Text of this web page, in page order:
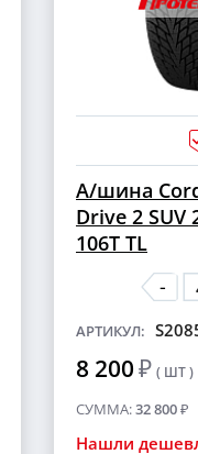
А/шина
Drive 2 SUV
106T TL
-
АРТИКУЛ:
8 200₽ ( ШТ )
СУММА:32 800₽
Нашли